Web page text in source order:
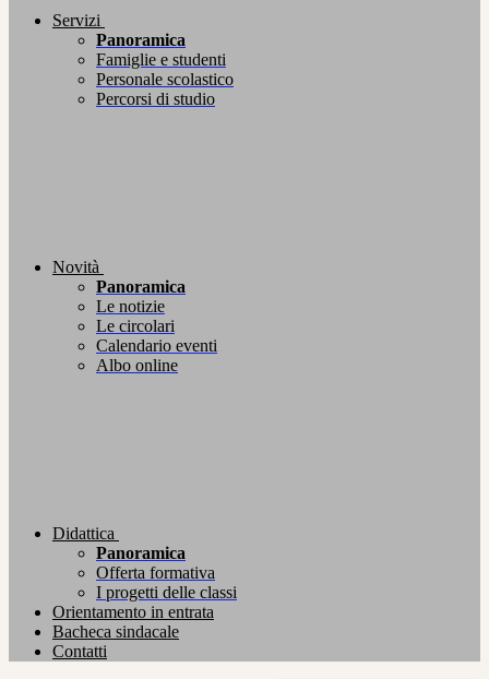
Servizi
Panoramica
Famiglie e studenti
Personale scolastico
Percorsi di studio
Novità
Panoramica
Le notizie
Le circolari
Calendario eventi
Albo online
Didattica
Panoramica
Offerta formativa
I progetti delle classi
Orientamento in entrata
Bacheca sindacale
Contatti